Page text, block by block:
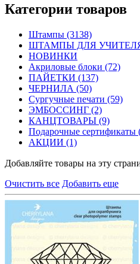
Категории товаров
Штампы (3138)
ШТАМПЫ ДЛЯ
НОВИНКИ
Акриловые блоки (72)
ПАЙЕТКИ (137)
ЧЕРНИЛА (50)
Сургучные печати (59)
ЭМБОССИНГ (2)
КАНЦТОВАРЫ (9)
Подарочные сертификаты
АКЦИИ (1)
Добавляйте товары на эту
Очистить все Добавить еще